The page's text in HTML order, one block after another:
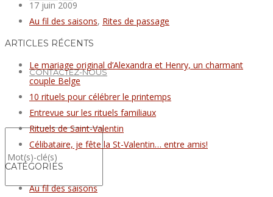
CONTACTEZ-NOUS
17 juin 2009
Au fil des saisons, Rites de passage
ARTICLES RÉCENTS
Le mariage original d’Alexandra et Henry, un charmant
couple Belge
10 rituels pour célébrer le printemps
Entrevue sur les rituels familiaux
Rituels de Saint-Valentin
Célibataire, je fête la St-Valentin… entre amis!
CATÉGORIES
Au fil des saisons